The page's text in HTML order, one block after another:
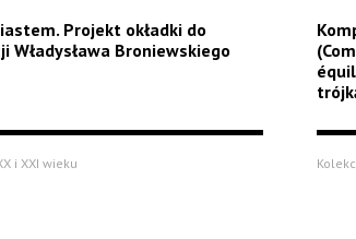
Projekt okładki do
Władysława Broniewskiego
i XXI wieku